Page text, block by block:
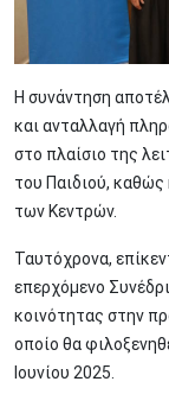
Η συνάντηση
και ανταλλαγή
στο πλαίσιο της
του Παιδιού, καθώς
των Κεντρών.
Ταυτόχρονα,
επερχόμενο
κοινότητας στην
οποίο θα
Ιουνίου 2025.